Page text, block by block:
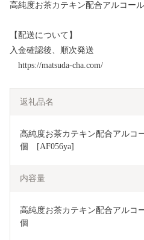
高純度お茶カテキン配合アルコー
【配送について】
入金確認後、順次発送
https://matsuda-cha.com/
返礼品名
高純度お茶カテキン配合アルコ
個　[AF056ya]
内容量
高純度お茶カテキン配合アルコ
個